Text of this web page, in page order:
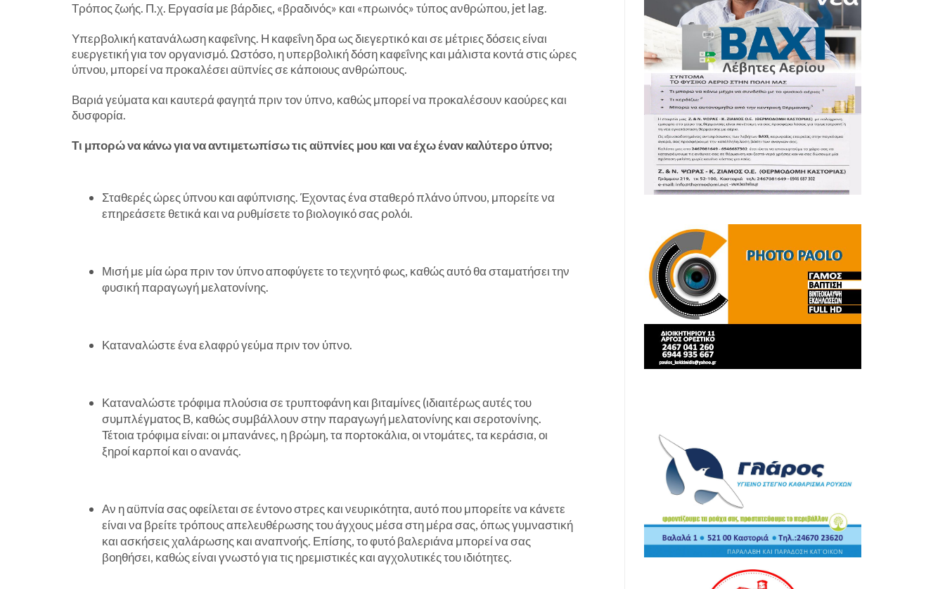
Τρόπος ζωής. Π.χ. Εργασία με βάρδιες, «βραδινός» και «πρωινός» τύπος ανθρώπου, jet lag.
Υπερβολική κατανάλωση καφεΐνης. Η καφεΐνη δρα ως διεγερτικό και σε μέτριες δόσεις είναι
ευεργετική για τον οργανισμό. Ωστόσο, η υπερβολική δόση καφεΐνης και μάλιστα κοντά στις ώρες
ύπνου, μπορεί να προκαλέσει αϋπνίες σε κάποιους ανθρώπους.
Βαριά γεύματα και καυτερά φαγητά πριν τον ύπνο, καθώς μπορεί να προκαλέσουν καούρες και
δυσφορία.
Τι μπορώ να κάνω για να αντιμετωπίσω τις αϋπνίες μου και να έχω έναν καλύτερο ύπνο;
Σταθερές ώρες ύπνου και αφύπνισης. Έχοντας ένα σταθερό πλάνο ύπνου, μπορείτε να
επηρεάσετε θετικά και να ρυθμίσετε το βιολογικό σας ρολόι.
Μισή με μία ώρα πριν τον ύπνο αποφύγετε το τεχνητό φως, καθώς αυτό θα σταματήσει την
φυσική παραγωγή μελατονίνης.
Καταναλώστε ένα ελαφρύ γεύμα πριν τον ύπνο.
Καταναλώστε τρόφιμα πλούσια σε τρυπτοφάνη και βιταμίνες (ιδιαιτέρως αυτές του
συμπλέγματος Β, καθώς συμβάλλουν στην παραγωγή μελατονίνης και σεροτονίνης.
Τέτοια τρόφιμα είναι: οι μπανάνες, η βρώμη, τα πορτοκάλια, οι ντομάτες, τα κεράσια, οι
ξηροί καρποί και ο ανανάς.
Αν η αϋπνία σας οφείλεται σε έντονο στρες και νευρικότητα, αυτό που μπορείτε να κάνετε
είναι να βρείτε τρόπους απελευθέρωσης του άγχους μέσα στη μέρα σας, όπως γυμναστική
και ασκήσεις χαλάρωσης και αναπνοής. Επίσης, το φυτό βαλεριάνα μπορεί να σας
βοηθήσει, καθώς είναι γνωστό για τις ηρεμιστικές και αγχολυτικές του ιδιότητες.